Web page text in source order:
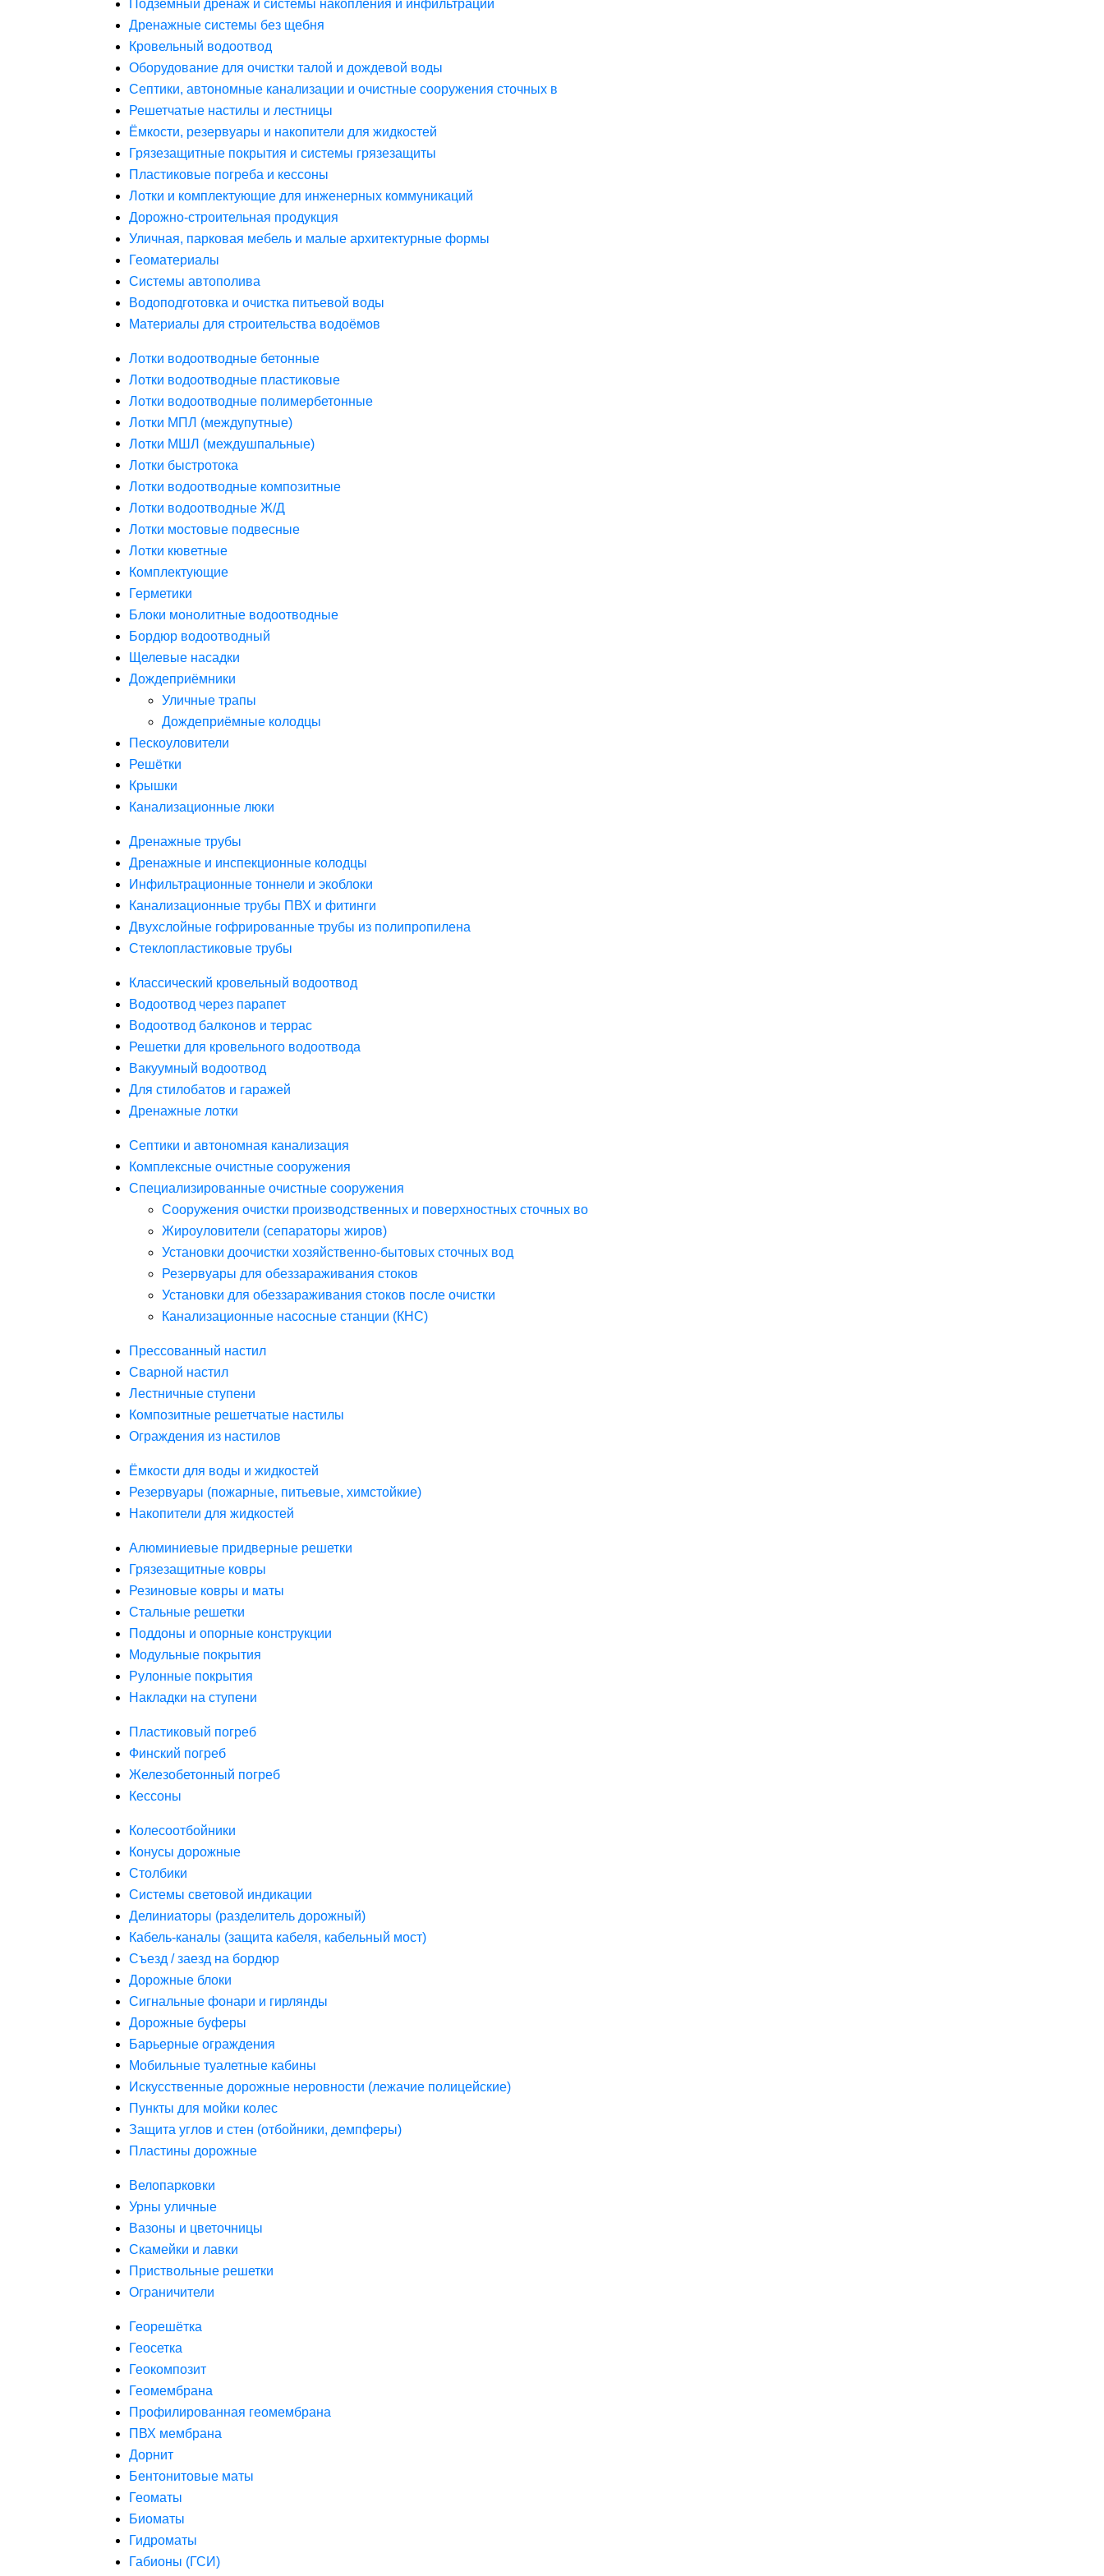
Подземный дренаж и системы накопления и инфильтрации
Дренажные системы без щебня
Кровельный водоотвод
Оборудование для очистки талой и дождевой воды
Септики, автономные канализации и очистные сооружения сточных в
Решетчатые настилы и лестницы
Ёмкости, резервуары и накопители для жидкостей
Грязезащитные покрытия и системы грязезащиты
Пластиковые погреба и кессоны
Лотки и комплектующие для инженерных коммуникаций
Дорожно-строительная продукция
Уличная, парковая мебель и малые архитектурные формы
Геоматериалы
Системы автополива
Водоподготовка и очистка питьевой воды
Материалы для строительства водоёмов
Лотки водоотводные бетонные
Лотки водоотводные пластиковые
Лотки водоотводные полимербетонные
Лотки МПЛ (междупутные)
Лотки МШЛ (междушпальные)
Лотки быстротока
Лотки водоотводные композитные
Лотки водоотводные Ж/Д
Лотки мостовые подвесные
Лотки кюветные
Комплектующие
Герметики
Блоки монолитные водоотводные
Бордюр водоотводный
Щелевые насадки
Дождеприёмники
Уличные трапы
Дождеприёмные колодцы
Пескоуловители
Решётки
Крышки
Канализационные люки
Дренажные трубы
Дренажные и инспекционные колодцы
Инфильтрационные тоннели и экоблоки
Канализационные трубы ПВХ и фитинги
Двухслойные гофрированные трубы из полипропилена
Стеклопластиковые трубы
Классический кровельный водоотвод
Водоотвод через парапет
Водоотвод балконов и террас
Решетки для кровельного водоотвода
Вакуумный водоотвод
Для стилобатов и гаражей
Дренажные лотки
Септики и автономная канализация
Комплексные очистные сооружения
Специализированные очистные сооружения
Сооружения очистки производственных и поверхностных сточных во
Жироуловители (сепараторы жиров)
Установки доочистки хозяйственно-бытовых сточных вод
Резервуары для обеззараживания стоков
Установки для обеззараживания стоков после очистки
Канализационные насосные станции (КНС)
Прессованный настил
Сварной настил
Лестничные ступени
Композитные решетчатые настилы
Ограждения из настилов
Ёмкости для воды и жидкостей
Резервуары (пожарные, питьевые, химстойкие)
Накопители для жидкостей
Алюминиевые придверные решетки
Грязезащитные ковры
Резиновые ковры и маты
Стальные решетки
Поддоны и опорные конструкции
Модульные покрытия
Рулонные покрытия
Накладки на ступени
Пластиковый погреб
Финский погреб
Железобетонный погреб
Кессоны
Колесоотбойники
Конусы дорожные
Столбики
Системы световой индикации
Делиниаторы (разделитель дорожный)
Кабель-каналы (защита кабеля, кабельный мост)
Съезд / заезд на бордюр
Дорожные блоки
Сигнальные фонари и гирлянды
Дорожные буферы
Барьерные ограждения
Мобильные туалетные кабины
Искусственные дорожные неровности (лежачие полицейские)
Пункты для мойки колес
Защита углов и стен (отбойники, демпферы)
Пластины дорожные
Велопарковки
Урны уличные
Вазоны и цветочницы
Скамейки и лавки
Приствольные решетки
Ограничители
Георешётка
Геосетка
Геокомпозит
Геомембрана
Профилированная геомембрана
ПВХ мембрана
Дорнит
Бентонитовые маты
Геоматы
Биоматы
Гидроматы
Габионы (ГСИ)